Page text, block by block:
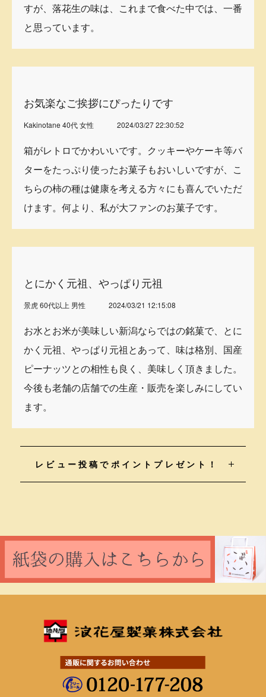
すが、落花生の味は、これまで食べた中では、一番
と思っています。
お気楽なご挨拶にぴったりです
Kakinotane 40代 女性 2024/03/27 22:30:52
箱がレトロでかわいいです。クッキーやケーキ等バ
ターをたっぷり使ったお菓子もおいしいですが、こ
ちらの柿の種は健康を考える方々にも喜んでいただ
けます。何より、私が大ファンのお菓子です。
とにかく元祖、やっぱり元祖
景虎 60代以上 男性 2024/03/21 12:15:08
お水とお米が美味しい新潟ならではの銘菓で、とに
かく元祖、やっぱり元祖とあって、味は格別、国産
ピーナッツとの相性も良く、美味しく頂きました。
今後も老舗の店舗での生産・販売を楽しみにしてい
ます。
レビュー投稿でポイントプレゼント！